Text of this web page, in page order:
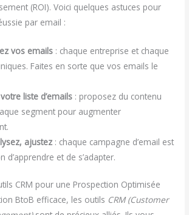
(ROI). Voici quelques astuces pour
par email :
vos emails : chaque entreprise et chaque
Faites en sorte que vos emails le
liste d’emails : proposez du contenu
segment pour augmenter
ajustez : chaque campagne d’email est
d’apprendre et de s’adapter.
CRM pour une Prospection Optimisée
BtoB efficace, les outils CRM (Customer